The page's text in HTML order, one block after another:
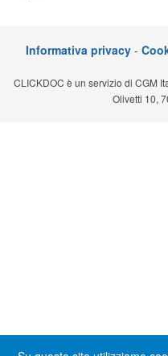
Teleconsulto
Informativa privacy -
CLICKDOC è un servizio di CGM
Olivetti 10,